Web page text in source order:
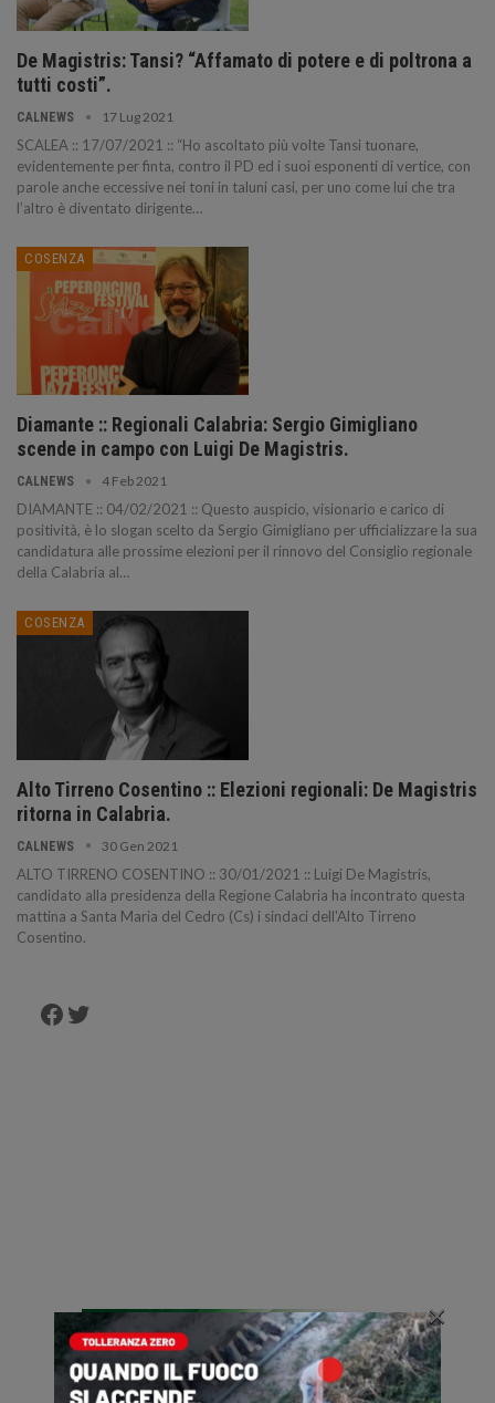
De Magistris: Tansi? “Affamato di potere e di poltrona a
tutti costi”.
CALNEWS 17 Lug 2021
SCALEA :: 17/07/2021 :: “Ho ascoltato più volte Tansi tuonare,
evidentemente per finta, contro il PD ed i suoi esponenti di vertice, con
parole anche eccessive nei toni in taluni casi, per uno come lui che tra
l’altro è diventato dirigente…
COSENZA
Diamante :: Regionali Calabria: Sergio Gimigliano
scende in campo con Luigi De Magistris.
CALNEWS 4 Feb 2021
DIAMANTE :: 04/02/2021 :: Questo auspicio, visionario e carico di
positività, è lo slogan scelto da Sergio Gimigliano per ufficializzare la sua
candidatura alle prossime elezioni per il rinnovo del Consiglio regionale
della Calabria al…
COSENZA
Alto Tirreno Cosentino :: Elezioni regionali: De Magistris
ritorna in Calabria.
CALNEWS 30 Gen 2021
ALTO TIRRENO COSENTINO :: 30/01/2021 :: Luigi De Magistris,
candidato alla presidenza della Regione Calabria ha incontrato questa
mattina a Santa Maria del Cedro (Cs) i sindaci dell'Alto Tirreno
Cosentino.
Facebook
Twitter
×